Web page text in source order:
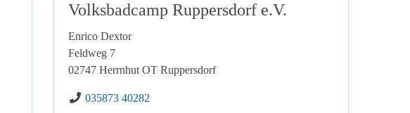
Volksbadcamp Ruppersdorf e.V.
Enrico Dextor
Feldweg 7
02747 Herrnhut OT Ruppersdorf
Telefon:
035873 40282